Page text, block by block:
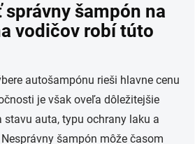
šampón na
vodičov robí túto
autošampónu rieši hlavne cenu
je však oveľa dôležitejšie
auta, typu ochrany laku a
šampón môže časom